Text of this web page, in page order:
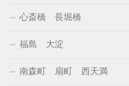
心斎橋 長堀橋
福島 大淀
南森町 扇町 西天満